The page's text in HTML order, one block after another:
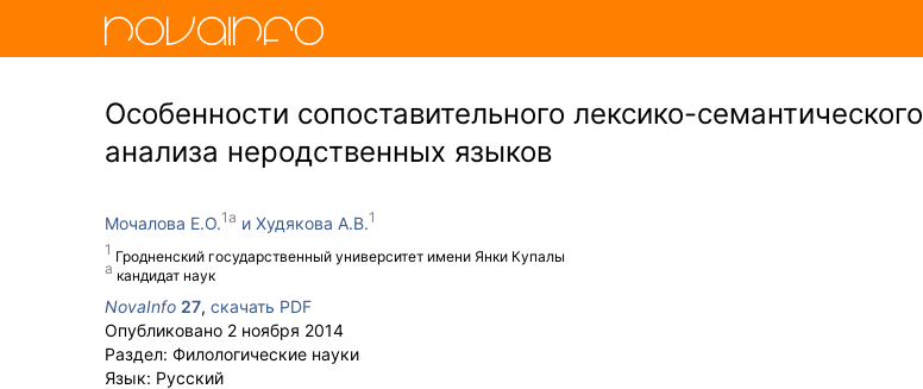
Особенности сопоставительного лексико-семантического
анализа неродственных языков
Мочалова Е.О.
Гродненский государственный университет имени Янки Купалы
кандидат наук
Худякова А.В.
NovaInfo 27, скачать PDF
Опубликовано 2 ноября 2014
Раздел: Филологические науки
Язык: Русский